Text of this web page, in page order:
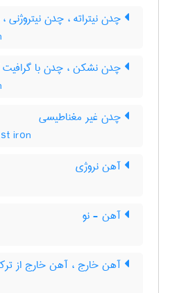
چدن نیتراته ، چدن نیتروژنی
چدن نشکن ، چدن با
چدن غیر مغناطیسی
iron
آهن نروژی
آهن - نو
آهن خارج ، آهن خارج از